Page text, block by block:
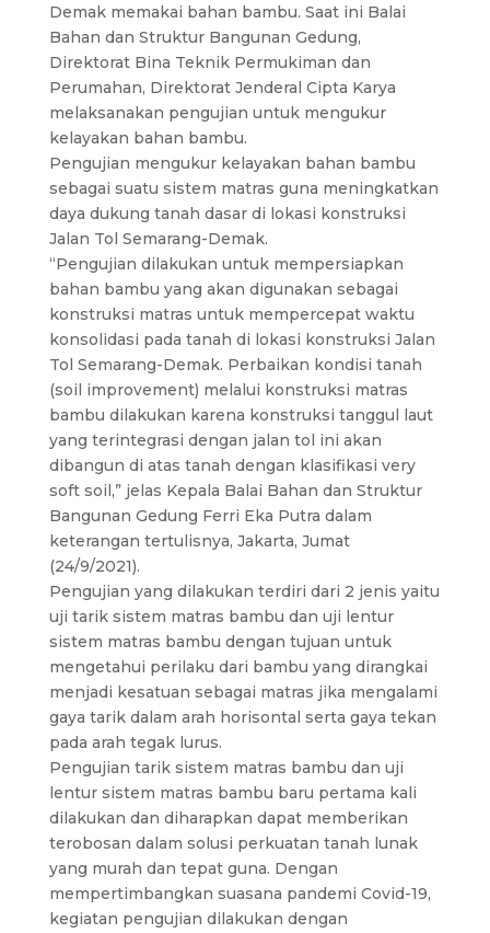
Demak memakai bahan bambu. Saat ini Balai
Bahan dan Struktur Bangunan Gedung,
Direktorat Bina Teknik Permukiman dan
Perumahan, Direktorat Jenderal Cipta Karya
melaksanakan pengujian untuk mengukur
kelayakan bahan bambu.
Pengujian mengukur kelayakan bahan bambu
sebagai suatu sistem matras guna meningkatkan
daya dukung tanah dasar di lokasi konstruksi
Jalan Tol Semarang-Demak.
“Pengujian dilakukan untuk mempersiapkan
bahan bambu yang akan digunakan sebagai
konstruksi matras untuk mempercepat waktu
konsolidasi pada tanah di lokasi konstruksi Jalan
Tol Semarang-Demak. Perbaikan kondisi tanah
(soil improvement) melalui konstruksi matras
bambu dilakukan karena konstruksi tanggul laut
yang terintegrasi dengan jalan tol ini akan
dibangun di atas tanah dengan klasifikasi very
soft soil,” jelas Kepala Balai Bahan dan Struktur
Bangunan Gedung Ferri Eka Putra dalam
keterangan tertulisnya, Jakarta, Jumat
(24/9/2021).
Pengujian yang dilakukan terdiri dari 2 jenis yaitu
uji tarik sistem matras bambu dan uji lentur
sistem matras bambu dengan tujuan untuk
mengetahui perilaku dari bambu yang dirangkai
menjadi kesatuan sebagai matras jika mengalami
gaya tarik dalam arah horisontal serta gaya tekan
pada arah tegak lurus.
Pengujian tarik sistem matras bambu dan uji
lentur sistem matras bambu baru pertama kali
dilakukan dan diharapkan dapat memberikan
terobosan dalam solusi perkuatan tanah lunak
yang murah dan tepat guna. Dengan
mempertimbangkan suasana pandemi Covid-19,
kegiatan pengujian dilakukan dengan